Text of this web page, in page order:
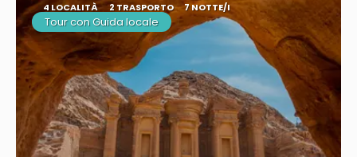
4 LOCALITÀ 2 TRASPORTO 7 NOTTE/I
Tour con Guida locale